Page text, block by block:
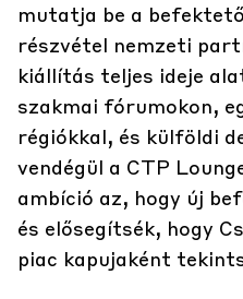
mutatja be a
részvétel nemzeti
kiállítás teljes ideje
szakmai fórumokon,
régiókkal, és külföldi
vendégül a CTP
ambíció az, hogy új
és elősegítsék, hogy
piac kapujaként